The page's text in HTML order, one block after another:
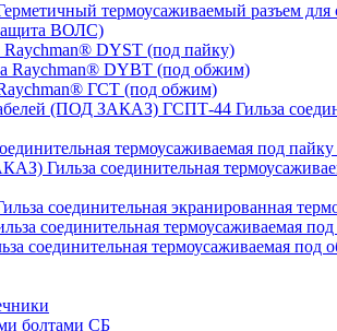
термоусаживаемый разъем для
ВОЛС)
Raychman® DYST (под пайку)
Raychman® DYBT (под обжим)
ГСТ (под обжим)
ГСПТ-44 Гильза
термоусаживаемая под
Гильза соединительная
соединительная экранированная
соединительная
соединительная термоусаживаемая
болтами СБ